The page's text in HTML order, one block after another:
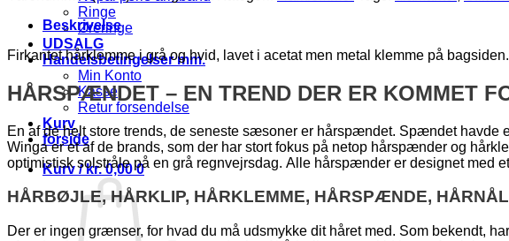
Ringe
Øreringe
UDSALG
Handelsbetingelser mm.
Min Konto
Kasse
Retur forsendelse
Kurv
forside
Kurv /kr.0,00 0
Beskrivelse
Firkantet hårklemme i grå og hvid, lavet i acetat men metal klemme på
HÅRSPÆNDET – EN TREND DER ER KOMMET
En af de helt store trends, de seneste sæsoner er hårspændet. Spændet havde
Winga er et af de brands, som der har stort fokus på netop hårspænder og
optimistisk solstråle på en grå regnvejrsdag. Alle hårspænder er designet med
HÅRBØJLE, HÅRKLIP, HÅRKLEMME, HÅRSPÆNDE,
Der er ingen grænser, for hvad du må udsmykke dit håret med. Som bekendt,